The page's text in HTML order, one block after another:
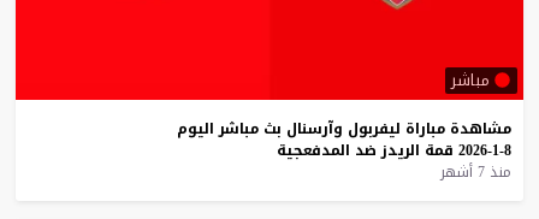
مباشر
مشاهدة مباراة ليفربول وآرسنال بث مباشر اليوم
8-1-2026
قمة الريدز ضد المدفعجية
منذ 7 أشهر